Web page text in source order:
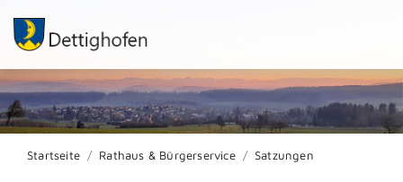
Startseite Rathaus & Bürgerservice Satzungen